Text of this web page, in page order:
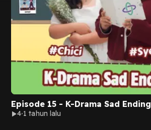
Episode 15 - K-Drama Sad Ending
4 1 tahun lalu